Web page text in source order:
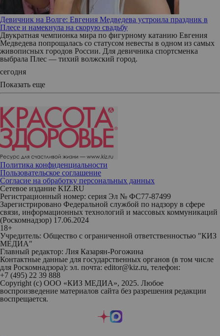
Девичник на Волге: Евгения Медведева устроила праздник в
Плесе и намекнула на скорую свадьбу
Двукратная чемпионка мира по фигурному катанию Евгения
Медведева попрощалась со статусом невесты в одном из самых
живописных городов России. Для девичника спортсменка
выбрала Плес — тихий волжский город.
сегодня
Показать еще
Политика конфиденциальности
Пользовательское соглашение
Согласие на обработку персональных данных
Сетевое издание KIZ.RU
Регистрационный номер: серия Эл № ФС77-87499
Зарегистрировано Федеральной службой по надзору в сфере
связи, информационных технологий и массовых коммуникаций
(Роскомнадзор) 17.06.2024
18+
Учредитель: Общество с ограниченной ответственностью "КИЗ
МЕДИА"
Главный редактор: Лия Казарян-Рогожина
Контактные данные для государственных органов (в том числе
для Роскомнадзора): эл. почта: editor@kiz.ru, телефон:
+7 (495) 22 39 888
Copyright (с) ООО «КИЗ МЕДИА», 2025. Любое
воспроизведение материалов сайта без разрешения редакции
воспрещается.